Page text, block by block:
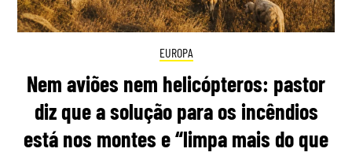
EUROPA
Nem aviões nem helicópteros: pastor
diz que a solução para os incêndios
está nos montes e “limpa mais do que